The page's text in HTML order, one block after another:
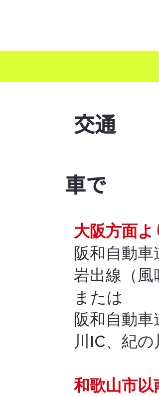
交通
車で
大阪方面よ
阪和自動
岩出線（風
または
阪和自動
川IC、紀の
和歌山市以